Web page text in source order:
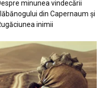
minunea vindecării
din Capernaum și
inimii